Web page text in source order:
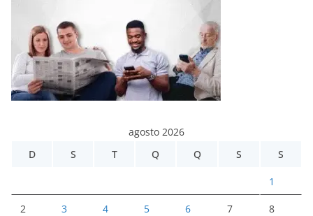
agosto 2026
D
S T Q Q S S
1
2 3 4 5 6 7 8